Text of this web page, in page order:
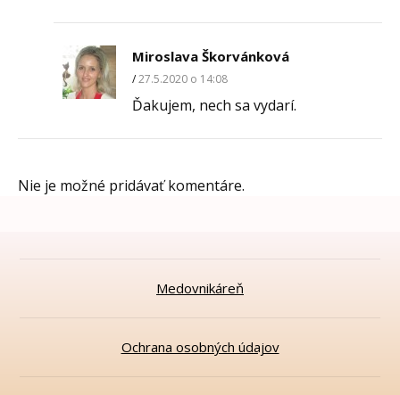
Miroslava Škorvánková
27.5.2020 o 14:08
Ďakujem, nech sa vydarí.
Nie je možné pridávať komentáre.
Medovnikáreň
Ochrana osobných údajov